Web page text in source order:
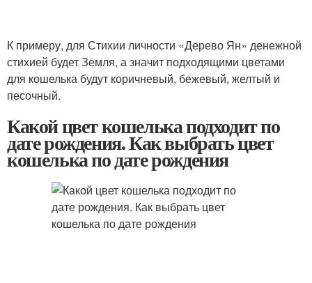
К примеру, для Стихии личности «Дерево Ян» денежной
стихией будет Земля, а значит подходящими цветами
для кошелька будут коричневый, бежевый, желтый и
песочный.
Какой цвет кошелька подходит по
дате рождения. Как выбрать цвет
кошелька по дате рождения